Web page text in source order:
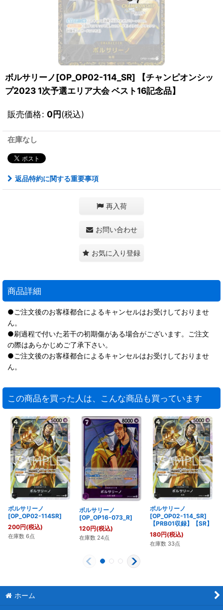
ボルサリーノ[OP_OP02-114_SR] 【チャンピオンシッ
プ2023 1次予選エリア大会 ベスト16記念品】
販売価格: 0円(税込)
在庫なし
返品特約に関する重要事項
再入荷
お問い合わせ
お気に入り登録
商品詳細
●ご注文後のお客様都合によるキャンセルはお受けしておりませ
ん。
●刷過程で付いた若干の初期傷がある場合がございます。ご注文
の際はあらかじめご了承下さい。
●ご注文後のお客様都合によるキャンセルはお受けしておりませ
ん。
この商品を買った人は、こんな商品も買っています
ボルサリーノ
[OP_OP02-114SR]
200円(税込)
在庫数 6点
ボルサリーノ
[OP_OP16-073_R]
120円(税込)
在庫数 24点
ボルサリーノ
[OP_OP02-114_SR]
【PRB01収録】【SR】
180円(税込)
在庫数 33点
ホーム